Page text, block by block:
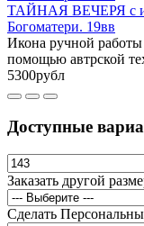
ТАЙНАЯ ВЕЧЕРЯ с
Богоматери. 19вв
Икона ручной
помощью автрской
5300рубл
Доступные
Заказать другой
Сделать